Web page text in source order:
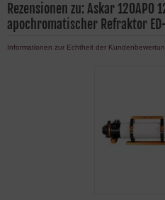
Rezensionen zu: Askar 120APO
apochromatischer Refraktor
Informationen zur Echtheit der